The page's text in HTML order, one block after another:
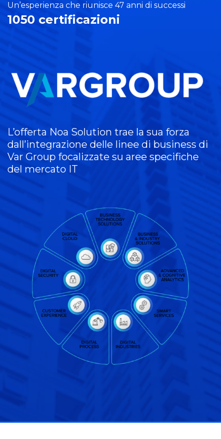
Un’esperienza che riunisce 47 anni di successi
1050 certificazioni
L’offerta Noa Solution trae la sua forza
dall’integrazione delle linee di business di
Var Group focalizzate su aree specifiche
del mercato IT